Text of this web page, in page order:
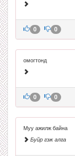
0 0
омогтонд
0 0
Муу ажилж байна
Буйр гэж алга